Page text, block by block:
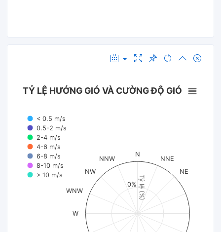
Tỷ lệ (%)
TỶ LỆ HƯỚNG GIÓ VÀ CƯỜNG ĐỘ GIÓ
< 0.5 m/s
0.5-2 m/s
2-4 m/s
4-6 m/s
6-8 m/s
8-10 m/s
> 10 m/s
N
NNE
NE
W
WNW
NW
NNW
0%